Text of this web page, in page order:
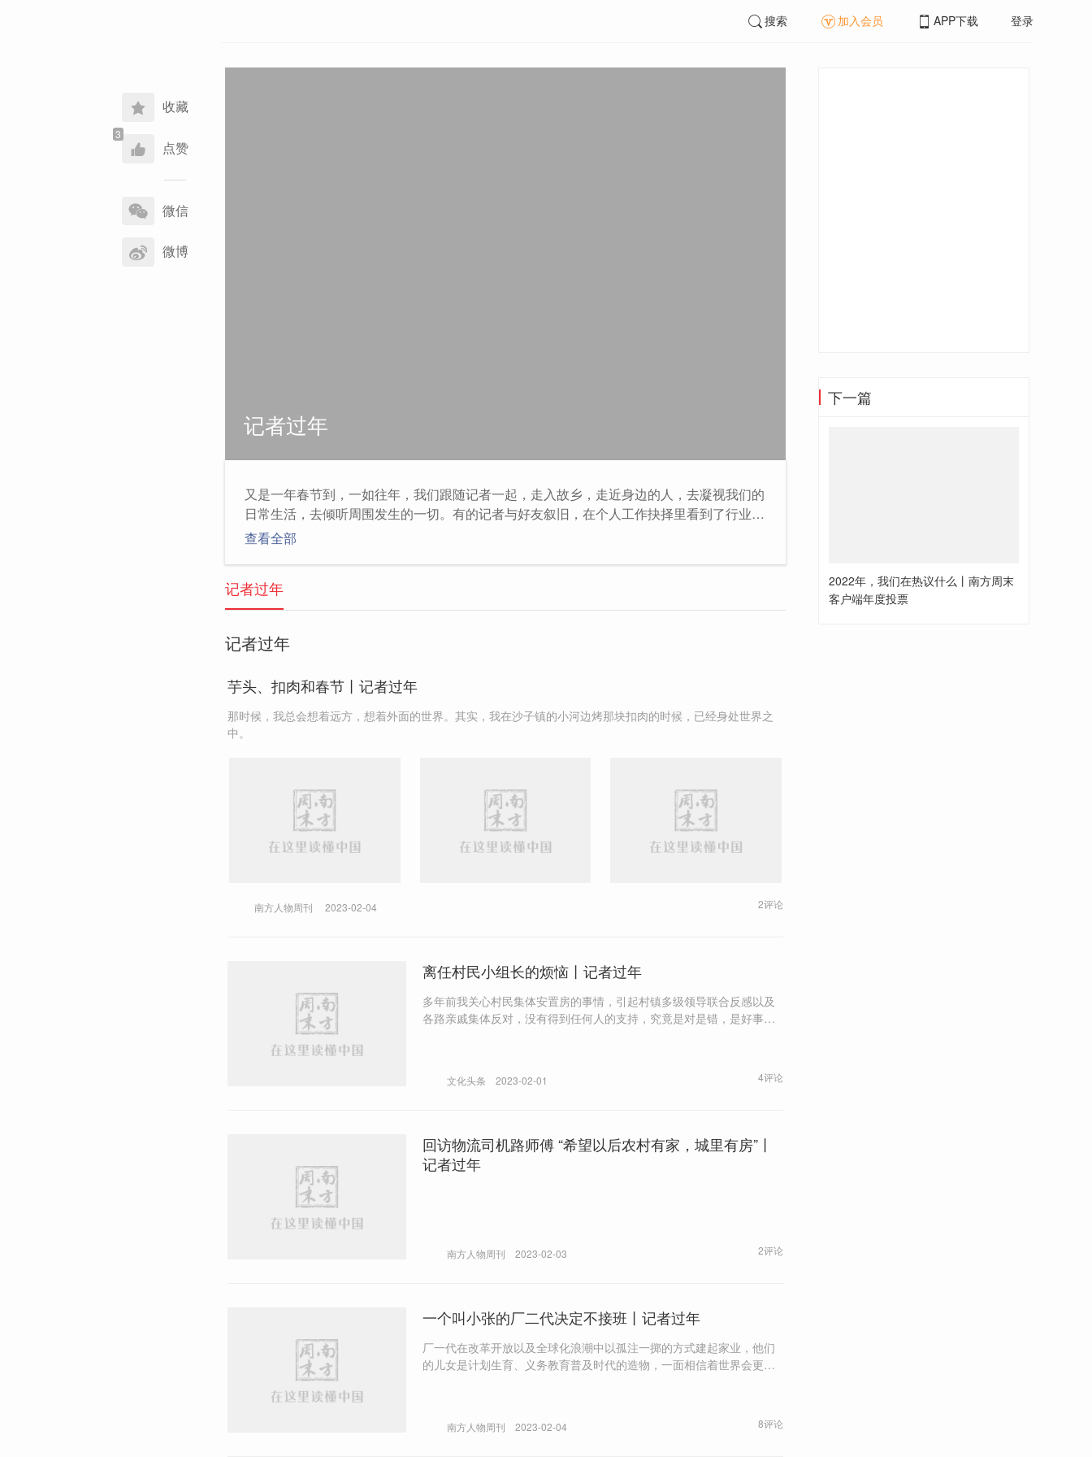
收藏
点赞
享
到
微信
微博
搜索 加入会员 APP下载 登录
记者过年
又是一年春节到，一如往年，我们跟随记者一起，走入故乡，走近身边的人，去凝视我们的
日常生活，去倾听周围发生的一切。有的记者与好友叙旧，在个人工作抉择里看到了行业的
变迁。有的记者回到村庄，记录下村庄从病愈到恢复生机的过程。春节给了所有人一个机
查看全部
记者过年
记者过年
芋头、扣肉和春节丨记者过年
那时候，我总会想着远方，想着外面的世界。其实，我在沙子镇的小河边烤那块扣肉的时候，已经身处世界之
中。
南方人物周刊 2023-02-04 2评论
离任村民小组长的烦恼丨记者过年
多年前我关心村民集体安置房的事情，引起村镇多级领导联合反感以及
各路亲戚集体反对，没有得到任何人的支持，究竟是对是错，是好事还
文化头条 2023-02-01 4评论
回访物流司机路师傅 “希望以后农村有家，城里有房”丨
记者过年
南方人物周刊 2023-02-03 2评论
一个叫小张的厂二代决定不接班丨记者过年
厂一代在改革开放以及全球化浪潮中以孤注一掷的方式建起家业，他们
的儿女是计划生育、义务教育普及时代的造物，一面相信着世界会更开
南方人物周刊 2023-02-04 8评论
下一篇
2022年，我们在热议什么丨南方周末
客户端年度投票